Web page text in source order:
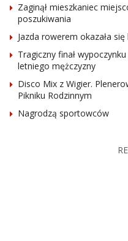
Zaginął mieszkaniec
poszukiwania
Jazda rowerem okazała
Tragiczny finał
letniego mężczyzny
Disco Mix z Wigier.
Pikniku Rodzinnym
Nagrodzą sportowców